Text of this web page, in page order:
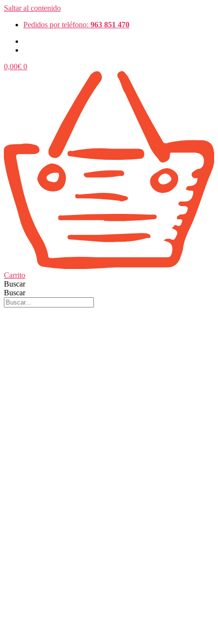
Saltar al contenido
Pedidos por teléfono: 963 851 470
0,00€ 0
Carrito
Buscar
Buscar